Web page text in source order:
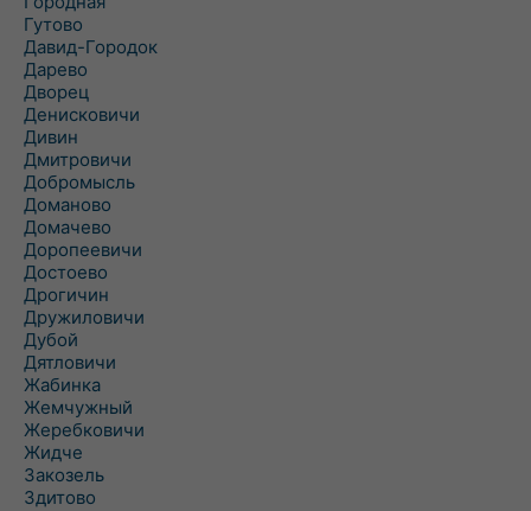
Гутово
Давид-Городок
Дарево
Дворец
Денисковичи
Дивин
Дмитровичи
Добромысль
Доманово
Домачево
Доропеевичи
Достоево
Дрогичин
Дружиловичи
Дубой
Дятловичи
Жабинка
Жемчужный
Жеребковичи
Жидче
Закозель
Здитово